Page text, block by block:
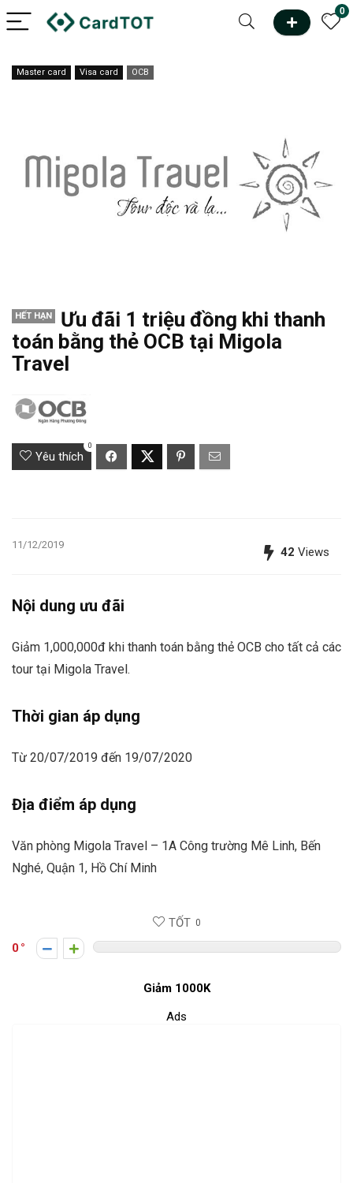
0
Master card Visa card OCB
HẾT HẠN
Ưu đãi 1 triệu đồng khi thanh
toán bằng thẻ OCB tại Migola
Travel
Yêu thích
0
11/12/2019
42 Views
Nội dung ưu đãi
Giảm 1,000,000đ khi thanh toán bằng thẻ OCB cho tất cả các
tour tại Migola Travel.
Thời gian áp dụng
Từ 20/07/2019 đến 19/07/2020
Địa điểm áp dụng
Văn phòng Migola Travel – 1A Công trường Mê Linh, Bến
Nghé, Quận 1, Hồ Chí Minh
TỐT 0
0
Giảm 1000K
Ads